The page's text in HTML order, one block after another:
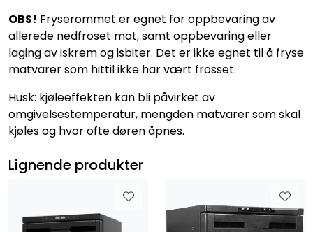
OBS! Fryserommet er egnet for oppbevaring av
allerede nedfroset mat, samt oppbevaring eller
laging av iskrem og isbiter. Det er ikke egnet til å fryse
matvarer som hittil ikke har vært frosset.
Husk: kjøleeffekten kan bli påvirket av
omgivelsestemperatur, mengden matvarer som skal
kjøles og hvor ofte døren åpnes.
Lignende produkter